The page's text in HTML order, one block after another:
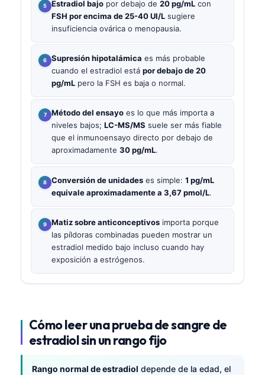
Estradiol bajo por debajo de 20 pg/mL con
FSH por encima de 25-40 UI/L sugiere
insuficiencia ovárica o menopausia.
Supresión hipotalámica es más probable
cuando el estradiol está por debajo de 20
pg/mL pero la FSH es baja o normal.
Método del ensayo es lo que más importa a
niveles bajos; LC-MS/MS suele ser más fiable
que el inmunoensayo directo por debajo de
aproximadamente 30 pg/mL.
Conversión de unidades es simple: 1 pg/mL
equivale aproximadamente a 3,67 pmol/L.
Matiz sobre anticonceptivos importa porque
las píldoras combinadas pueden mostrar un
estradiol medido bajo incluso cuando hay
exposición a estrógenos.
Cómo leer una prueba de sangre de
estradiol sin un rango fijo
Rango normal de estradiol depende de la edad, el